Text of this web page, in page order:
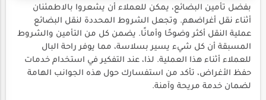
بفضل تأمين البضائع، يمكن للعملاء أن يشعروا بالاطمئنان
أثناء نقل أغراضهم. وتجعل الشروط المحددة لنقل البضائع
عملية النقل أكثر وضوحًا وأمانًا. يضمن كل من التأمين والشروط
المسبقة أن كل شيء يسير بسلاسة، مما يوفر راحة البال
للعملاء أثناء هذا العملية. لذا، عند التفكير في استخدام خدمات
حفظ الأغراض، تأكد من استفسارك حول هذه الجوانب الهامة
لضمان خدمة مريحة وآمنة.